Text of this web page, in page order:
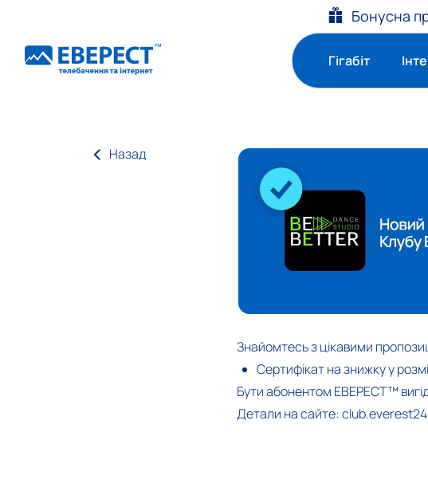
Бонусна
Гігабіт
Назад
Знайомтесь з цікавими
Сертифікат на знижку у
Бути абонентом ЕВЕРЕСТ™
Детали на сайте: